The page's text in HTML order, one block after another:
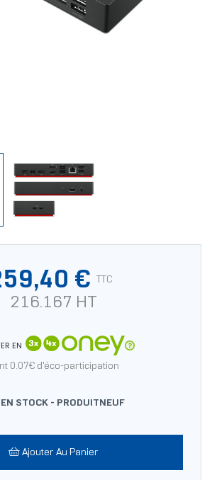
€ TTC
216.167 HT
EN
0.07€ d'éco-participation
EN STOCK - PRODUITNEUF
Ajouter Au Panier